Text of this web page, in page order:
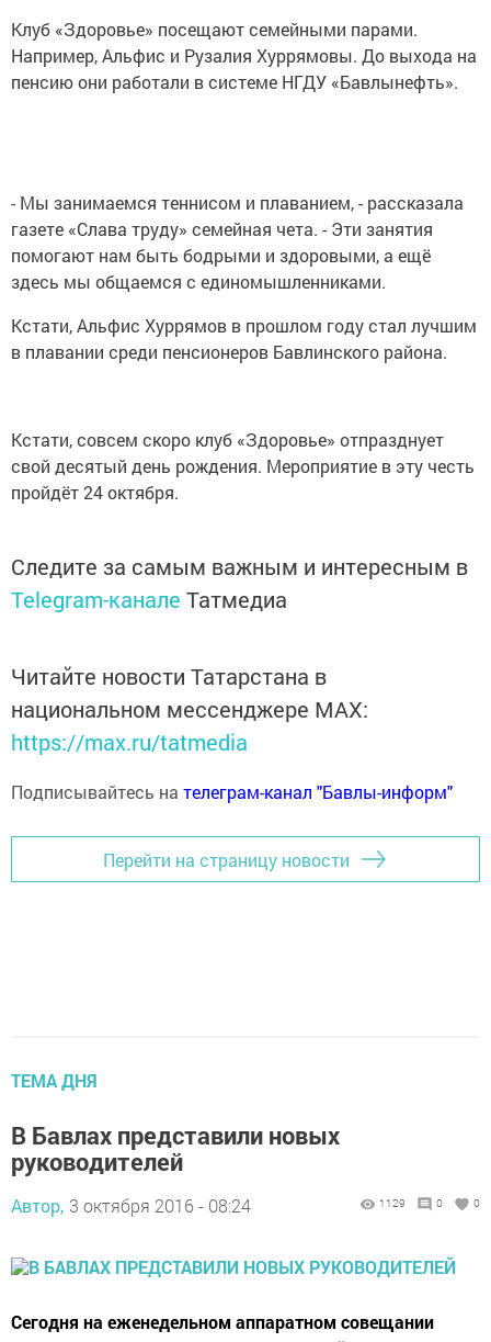
Клуб «Здоровье» посещают семейными парами.
Например, Альфис и Рузалия Хуррямовы. До выхода на
пенсию они работали в системе НГДУ «Бавлынефть».
- Мы занимаемся теннисом и плаванием, - рассказала
газете «Слава труду» семейная чета. - Эти занятия
помогают нам быть бодрыми и здоровыми, а ещё
здесь мы общаемся с единомышленниками.
Кстати, Альфис Хуррямов в прошлом году стал лучшим
в плавании среди пенсионеров Бавлинского района.
Кстати, совсем скоро клуб «Здоровье» отпразднует
свой десятый день рождения. Мероприятие в эту честь
пройдёт 24 октября.
Следите за самым важным и интересным в
Telegram-канале Татмедиа
Читайте новости Татарстана в
национальном мессенджере MАХ:
https://max.ru/tatmedia
Подписывайтесь на телеграм-канал "Бавлы-информ"
Перейти на страницу новости
ТЕМА ДНЯ
В Бавлах представили новых
руководителей
Автор, 3 октября 2016 - 08:24 1129 0 0
Сегодня на еженедельном аппаратном совещании